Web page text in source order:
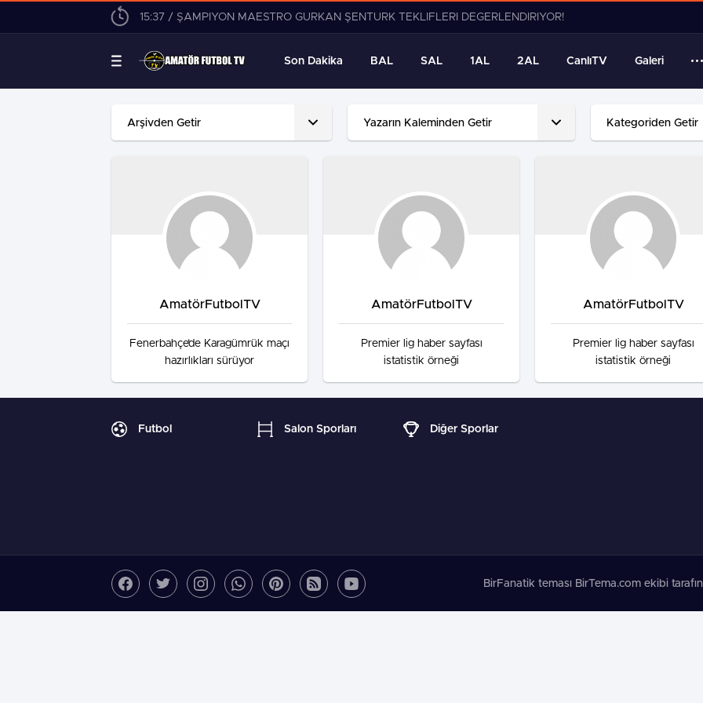
15:37 / ŞAMPİYON MAESTRO GÜRKAN ŞENTÜRK TEKLİFLERİ DEĞERLENDİRİYOR!
Son Dakika BAL SAL 1AL 2AL CanlıTV Galeri
Yazarın Kaleminden Getir Kategoriden Getir
AmatörFutbolTV
Fenerbahçe’de Karagümrük maçı
hazırlıkları sürüyor
AmatörFutbolTV
Premier lig haber sayfası
istatistik örneği
AmatörFutbolTV
Premier lig haber sayfası
istatistik örneği
Futbol Salon Sporları Diğer Sporlar
BirFanatik teması BirTema.com ekibi